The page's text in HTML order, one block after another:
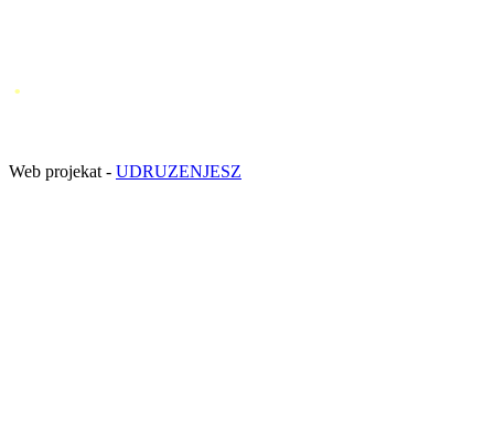
.
Web projekat - UDRUZENJESZ